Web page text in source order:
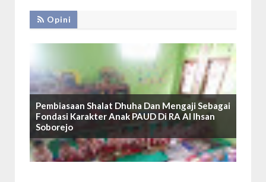
Opini
Pembiasaan Shalat Dhuha Dan Mengaji Sebagai
Fondasi Karakter Anak PAUD Di RA Al Ihsan
Soborejo